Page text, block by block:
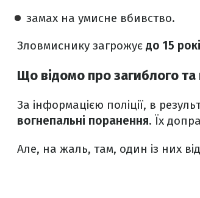
замах на умисне вбивство.
Зловмиснику загрожує до 15
Що відомо про загиблого
За інформацією поліції, в
вогнепальні поранення. Їх
Але, на жаль, там, один із них